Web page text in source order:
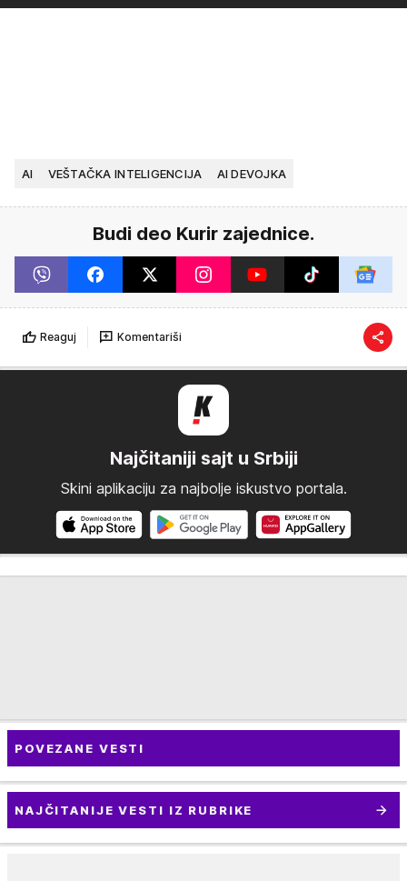
AI VEŠTAČKA INTELIGENCIJA AI DEVOJKA
Budi deo Kurir zajednice.
Reaguj Komentariši
Najčitaniji sajt u Srbiji
Skini aplikaciju za najbolje iskustvo portala.
POVEZANE VESTI
NAJČITANIJE VESTI IZ RUBRIKE